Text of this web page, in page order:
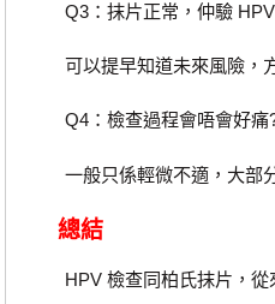
Q3：抹片正常，仲驗 HPV
可以提早知道未來風險，方
Q4：檢查過程會唔會好痛
一般只係輕微不適，大部分
總結
HPV 檢查同柏氏抹片，從